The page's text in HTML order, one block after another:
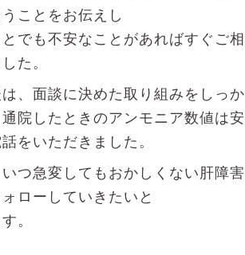
ことをお伝えし
でも不安なことがあればすぐご
た。
、面談に決めた取り組みをしっ
通院したときのアンモニア数値は
をいただきました。
つ急変してもおかしくない肝障
ォローしていきたいと
。